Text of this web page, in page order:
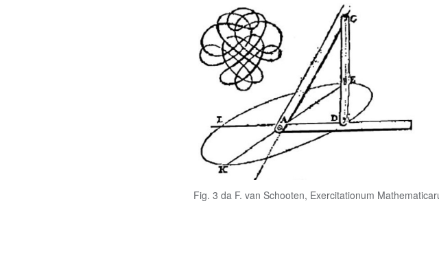
Fig. 3 da F. van Schooten, Exercitationum